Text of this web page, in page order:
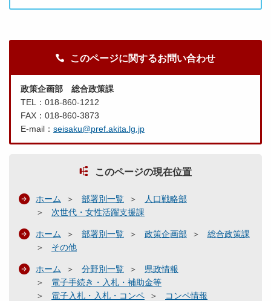
このページに関するお問い合わせ
政策企画部 総合政策課
TEL：018-860-1212
FAX：018-860-3873
E-mail： seisaku@pref.akita.lg.jp
このページの現在位置
ホーム 部署別一覧
人口戦略部
次世代・女性活躍支援課
ホーム 部署別一覧 政策企画部
総合政策課
その他
ホーム 分野別一覧
県政情報
電子手続き・入札・補助金等
電子入札・入札・コンペ
コンペ情報